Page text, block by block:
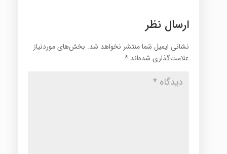
ارسال نظر
نشانی ایمیل شما منتشر نخواهد شد. بخش‌های موردنیاز
علامت‌گذاری شده‌اند *